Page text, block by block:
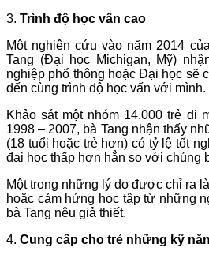
3. Trình độ học vấn cao
Một nghiên cứu vào năm 2014
Tang (Đại học Michigan, Mỹ)
nghiệp phổ thông hoặc Đại học sẽ
đến cùng trình độ học vấn với mình.
Khảo sát một nhóm 14.000 trẻ đi
1998 – 2007, bà Tang nhận thấy
(18 tuổi hoặc trẻ hơn) có tỷ lệ tốt
đại học thấp hơn hẳn so với chúng
Một trong những lý do được chỉ ra
hoặc cảm hứng học tập từ những
bà Tang nêu giả thiết.
4. Cung cấp cho trẻ những kỹ